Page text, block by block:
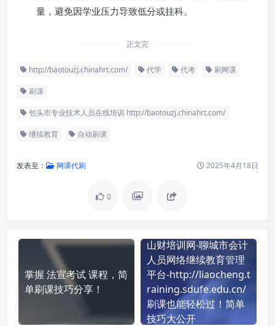
量，避免因学业压力导致低分或挂科。
正文完
http://baotouzj.chinahrt.com/ 代学 代考 刷网课
刷课
包头市专业技术人员在线培训 http://baotouzj.chinahrt.com/
继续教育 自动刷课
发表至： 网课代刷 2025年4月18日
0
掌握 法宣考试 课程，简
单刷课技巧分享！
山财培训网-聊城市会计
人员网络继续教育管理
平台-http://liaocheng.t
raining.sdufe.edu.cn/
刷课也能轻松过！简单
技巧大公开